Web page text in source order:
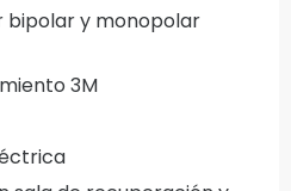
bipolar y monopolar
3M